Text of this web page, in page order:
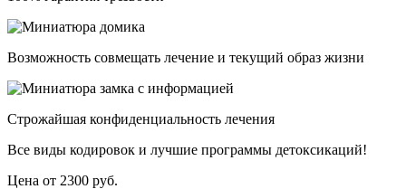
Возможность совмещать лечение и текущий образ жизни
Строжайшая конфиденциальность лечения
Все виды кодировок и лучшие программы детоксикаций!
Цена от 2300 руб.